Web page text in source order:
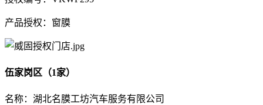
产品授权：窗膜
伍家岗区（1家）
名称：湖北名膜工坊汽车服务有限公司